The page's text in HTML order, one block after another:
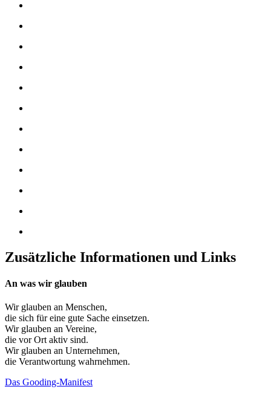
Zusätzliche Informationen und Links
An was wir glauben
Wir glauben an Menschen,
die sich für eine gute Sache einsetzen.
Wir glauben an Vereine,
die vor Ort aktiv sind.
Wir glauben an Unternehmen,
die Verantwortung wahrnehmen.
Das Gooding-Manifest